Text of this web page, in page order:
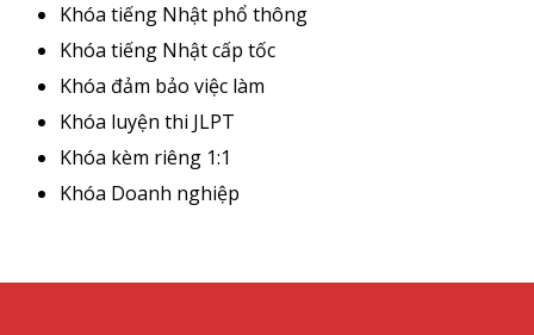
Khóa tiếng Nhật phổ thông
Khóa tiếng Nhật cấp tốc
Khóa đảm bảo việc làm
Khóa luyện thi JLPT
Khóa kèm riêng 1:1
Khóa Doanh nghiệp